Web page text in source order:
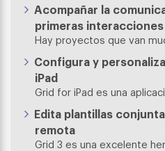
Acompañar la
primeras interacciones
Hay proyectos que van
Configura y
iPad
Grid for iPad es una
Edita plantillas
remota
Grid 3 es una excelente